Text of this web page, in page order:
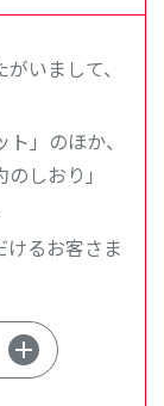
いまして、
」のほか、
しおり」
るお客さま